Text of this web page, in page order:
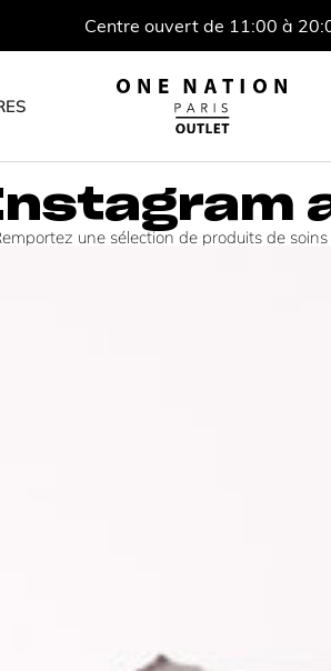
Centre ouvert de 11:00 à
une sélection de produits de